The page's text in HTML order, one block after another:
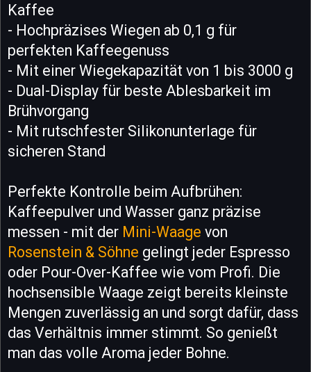
Kaffee
- Hochpräzises Wiegen ab 0,1 g für
perfekten Kaffeegenuss
- Mit einer Wiegekapazität von 1 bis 3000 g
- Dual-Display für beste Ablesbarkeit im
Brühvorgang
- Mit rutschfester Silikonunterlage für
sicheren Stand
Perfekte Kontrolle beim Aufbrühen:
Kaffeepulver und Wasser ganz präzise
messen - mit der Mini-Waage von
Rosenstein & Söhne gelingt jeder Espresso
oder Pour-Over-Kaffee wie vom Profi. Die
hochsensible Waage zeigt bereits kleinste
Mengen zuverlässig an und sorgt dafür, dass
das Verhältnis immer stimmt. So genießt
man das volle Aroma jeder Bohne.